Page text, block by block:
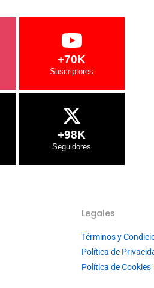
+70K
+98K
Legales
Términos y
Política de
Política de Cookies